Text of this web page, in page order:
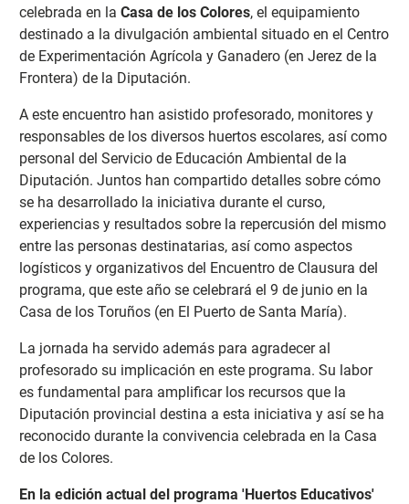
celebrada en la Casa de los Colores, el equipamiento
destinado a la divulgación ambiental situado en el Centro
de Experimentación Agrícola y Ganadero (en Jerez de la
Frontera) de la Diputación.
A este encuentro han asistido profesorado, monitores y
responsables de los diversos huertos escolares, así como
personal del Servicio de Educación Ambiental de la
Diputación. Juntos han compartido detalles sobre cómo
se ha desarrollado la iniciativa durante el curso,
experiencias y resultados sobre la repercusión del mismo
entre las personas destinatarias, así como aspectos
logísticos y organizativos del Encuentro de Clausura del
programa, que este año se celebrará el 9 de junio en la
Casa de los Toruños (en El Puerto de Santa María).
La jornada ha servido además para agradecer al
profesorado su implicación en este programa. Su labor
es fundamental para amplificar los recursos que la
Diputación provincial destina a esta iniciativa y así se ha
reconocido durante la convivencia celebrada en la Casa
de los Colores.
En la edición actual del programa 'Huertos Educativos'